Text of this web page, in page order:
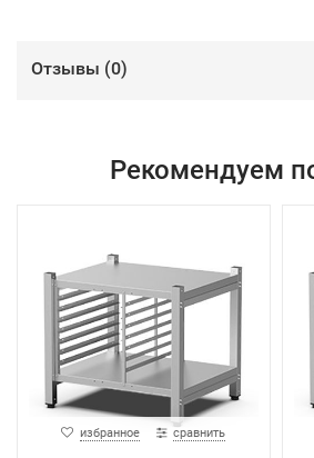
Отзывы (0)
Рекомендуем
избранное сравнить